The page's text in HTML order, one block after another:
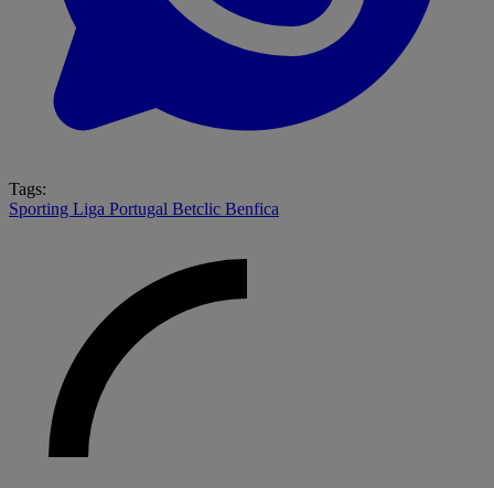
Tags:
Sporting Liga Portugal Betclic Benfica